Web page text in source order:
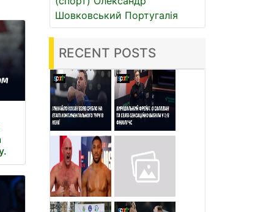
Шовковський Португалія
RECENT POSTS